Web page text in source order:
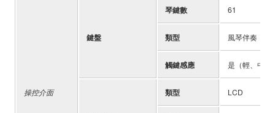
操控介面
鍵盤
琴鍵數 61
類型 風琴伴奏
觸鍵感應 是（輕、中、
類型 LCD